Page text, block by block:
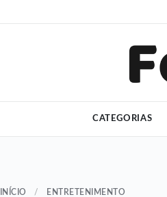
CATEGORIAS
INÍCIO / ENTRETENIMENTO